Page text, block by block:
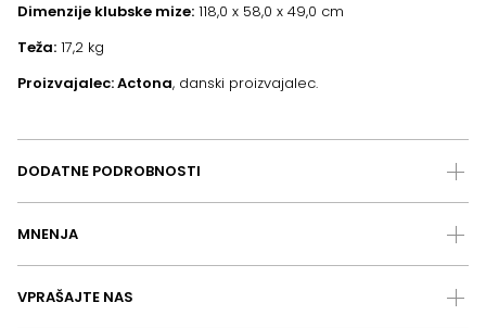
Dimenzije klubske mize: 118,0 x 58,0 x 49,0 cm
Teža: 17,2 kg
Proizvajalec: Actona, danski proizvajalec.
DODATNE PODROBNOSTI
MNENJA
VPRAŠAJTE NAS